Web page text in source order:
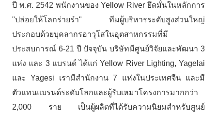
ปี พ.ศ. 2542 พนักงานของ Yellow River ยึดมั่นในหลักการ
"ปล่อยให้โลกร่ายรำ" ทีมผู้บริหารระดับสูงส่วนใหญ่
ประกอบด้วยบุคลากรอาวุโสในอุตสาหกรรมที่มี
ประสบการณ์ 6-21 ปี ปัจจุบัน บริษัทมีศูนย์วิจัยและพัฒนา 3
แห่ง และ 3 แบรนด์ ได้แก่ Yellow River Lighting, Yagelai
และ Yagesi เรามีสำนักงาน 7 แห่งในประเทศจีน และมี
ตัวแทนแบรนด์ระดับโลกและผู้รับเหมาโครงการมากกว่า
2,000 ราย เป็นผู้ผลิตที่ได้รับความนิยมสำหรับศูนย์